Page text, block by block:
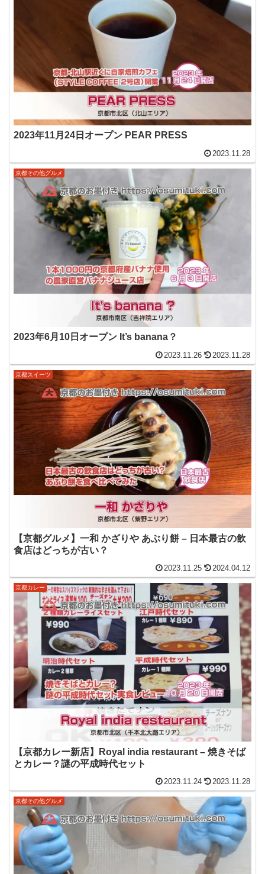
2023年11月24日オープン PEAR PRESS
2023.11.28
京都その他グルメ
2023年6月10日オープン It’s banana？
2023.11.26 2023.11.28
京都スイーツ
【京都グルメ】一和 かざりや あぶり餅 – 日本最古の飲
食店はどっちが古い？
2023.11.25 2024.04.12
京都カレー
【京都カレー新店】Royal india restaurant – 焼きそば
とカレー？謎の平成時代セット
2023.11.24 2023.11.28
京都その他グルメ